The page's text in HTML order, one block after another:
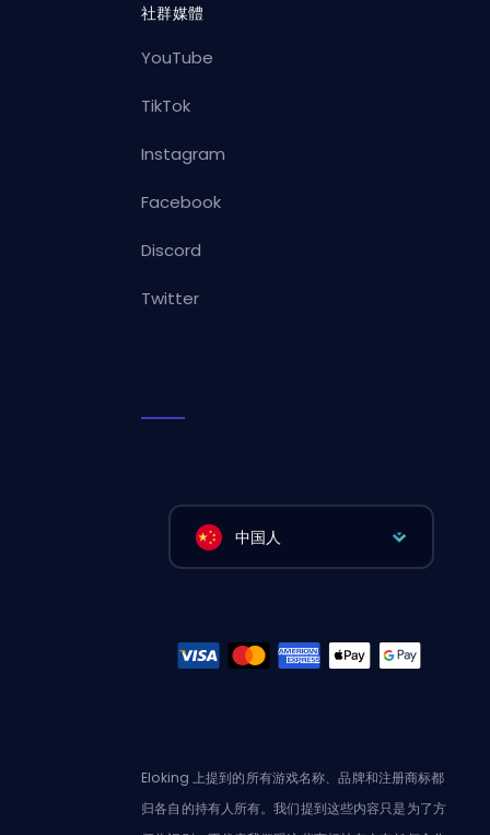
社群媒體
YouTube
TikTok
Instagram
Facebook
Discord
Twitter
中国人
Eloking 上提到的所有游戏名称、品牌和注册商标都
归各自的持有人所有。我们提到这些内容只是为了方